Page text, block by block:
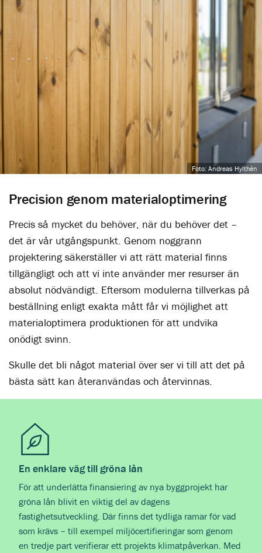
Foto: Andreas Hylthén
Precision genom materialoptimering
Precis så mycket du behöver, när du behöver det –
det är vår utgångspunkt. Genom noggrann
projektering säkerställer vi att rätt material finns
tillgängligt och att vi inte använder mer resurser än
absolut nödvändigt. Eftersom modulerna tillverkas på
beställning enligt exakta mått får vi möjlighet att
materialoptimera produktionen för att undvika
onödigt svinn.
Skulle det bli något material över ser vi till att det på
bästa sätt kan återanvändas och återvinnas.
En enklare väg till gröna lån
För att underlätta finansiering av nya byggprojekt har
gröna lån blivit en viktig del av dagens
fastighetsutveckling. Där finns det tydliga ramar för vad
som krävs – till exempel miljöcertifieringar som genom
en tredje part verifierar ett projekts klimatpåverkan. Med